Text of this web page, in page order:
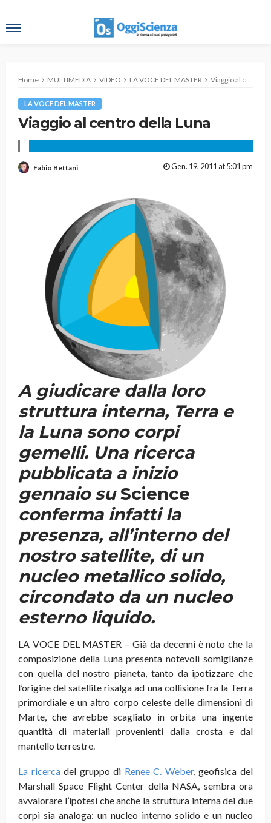
Home MULTIMEDIA VIDEO LA VOCE DEL MASTER Viaggio al centro della Luna
LA VOCE DEL MASTER
Viaggio al centro della Luna
Fabio Bettani Gen. 19, 2011 at 5:01 pm
A giudicare dalla loro
struttura interna, Terra e
la Luna sono corpi
gemelli. Una ricerca
pubblicata a inizio
gennaio suScience
conferma infatti la
presenza, all’interno del
nostro satellite, di un
nucleo metallico solido,
circondato da un nucleo
esterno liquido.
LA VOCE DEL MASTER – Già da decenni è noto che la
composizione della Luna presenta notevoli somiglianze
con quella del nostro pianeta, tanto da ipotizzare che
l’origine del satellite risalga ad una collisione fra la Terra
primordiale e un altro corpo celeste delle dimensioni di
Marte, che avrebbe scagliato in orbita una ingente
quantità di materiali provenienti dalla crosta e dal
mantello terrestre.
La ricercadel gruppo di Renee C. Weber, geofisica del
Marshall Space Flight Center della NASA, sembra ora
avvalorare l’ipotesi che anche la struttura interna dei due
corpi sia analoga: un nucleo interno solido e un nucleo